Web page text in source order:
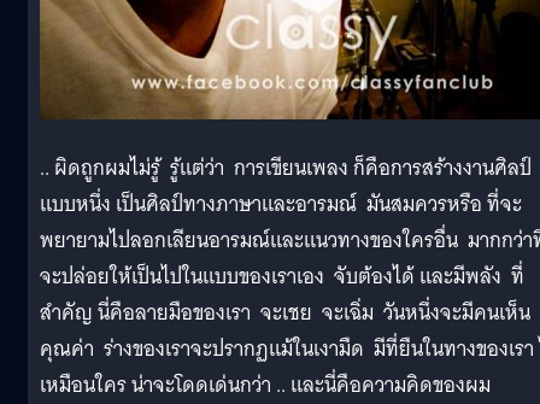
.. ผิดถูกผมไม่รู้ รู้แต่ว่า การเขียนเพลง ก็คือการสร้างงานศิลป์
แบบหนึ่ง เป็นศิลป์ทางภาษาและอารมณ์ มันสมควรหรือ ที่จะ
พยายามไปลอกเลียนอารมณ์และแนวทางของใครอื่น มากกว่
จะปล่อยให้เป็นไปในแบบของเราเอง จับต้องได้ และมีพลัง ที่
สำคัญ นี่คือลายมือของเรา จะเชย จะเฉิ่ม วันหนึ่งจะมีคนเห็น
คุณค่า ร่างของเราจะปรากฏแม้ในเงามืด มีที่ยืนในทางของเรา
เหมือนใคร น่าจะโดดเด่นกว่า .. และนี่คือความคิดของผม